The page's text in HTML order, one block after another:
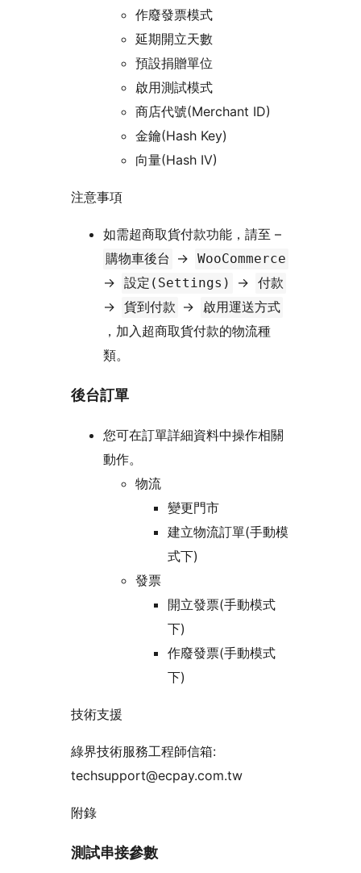
作廢發票模式
延期開立天數
預設捐贈單位
啟用測試模式
商店代號(Merchant ID)
金鑰(Hash Key)
向量(Hash IV)
注意事項
如需超商取貨付款功能，請至 –
購物車後台 -> WooCommerce
-> 設定(Settings) -> 付款
-> 貨到付款 -> 啟用運送方式
，加入超商取貨付款的物流種
類。
後台訂單
您可在訂單詳細資料中操作相關
動作。
物流
變更門市
建立物流訂單(手動模
式下)
發票
開立發票(手動模式
下)
作廢發票(手動模式
下)
技術支援
綠界技術服務工程師信箱:
techsupport@ecpay.com.tw
附錄
測試串接參數